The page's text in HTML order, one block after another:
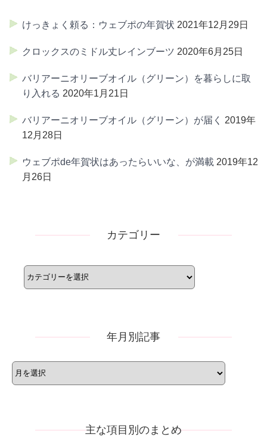
けっきょく頼る：ウェブポの年賀状 2021年12月29日
クロックスのミドル丈レインブーツ 2020年6月25日
バリアーニオリーブオイル（グリーン）を暮らしに取
り入れる 2020年1月21日
バリアーニオリーブオイル（グリーン）が届く
2019年
12月28日
ウェブポde年賀状はあったらいいな、が満載 2019年12
月26日
カテゴリー
年月別記事
主な項目別のまとめ